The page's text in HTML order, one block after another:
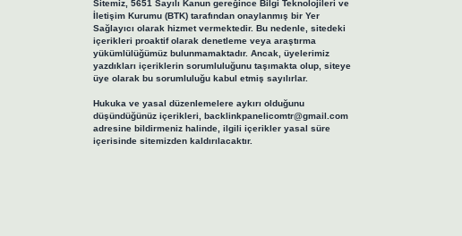
Sitemiz, 5651 Sayılı Kanun gereğince Bilgi Teknolojileri ve
İletişim Kurumu (BTK) tarafından onaylanmış bir Yer
Sağlayıcı olarak hizmet vermektedir. Bu nedenle, sitedeki
içerikleri proaktif olarak denetleme veya araştırma
yükümlülüğümüz bulunmamaktadır. Ancak, üyelerimiz
yazdıkları içeriklerin sorumluluğunu taşımakta olup, siteye
üye olarak bu sorumluluğu kabul etmiş sayılırlar.
Hukuka ve yasal düzenlemelere aykırı olduğunu
düşündüğünüz içerikleri, backlinkpanelicomtr@gmail.com
adresine bildirmeniz halinde, ilgili içerikler yasal süre
içerisinde sitemizden kaldırılacaktır.